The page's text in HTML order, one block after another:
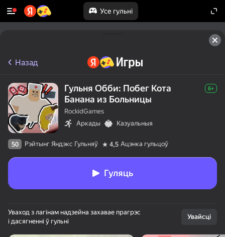
Усе гульні
Назад
Гульня Обби: Побег Кота
Банана из Больницы
6+
RockidGames
Аркады
Казуальныя
50 Рэйтынг Яндэкс Гульняў 4,5 Ацэнка гульцоў
Гуляць
Уваход з лагінам надзейна захавае прагрэс
і дасягненні ў гульні
Увайсці